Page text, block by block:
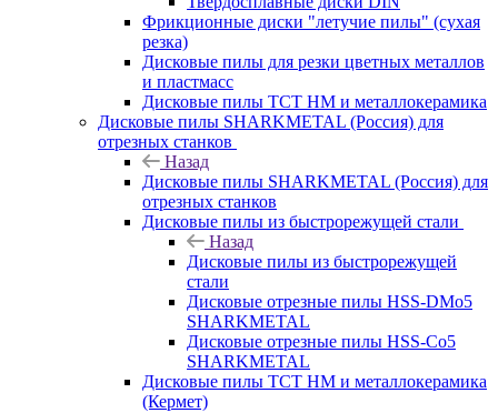
Фрикционные диски "летучие пилы" (сухая
резка)
Дисковые пилы для резки цветных металлов
и пластмасс
Дисковые пилы ТСТ НМ и металлокерамика
Дисковые пилы SHARKMETAL (Россия) для
отрезных станков
Назад
Дисковые пилы SHARKMETAL (Россия) для
отрезных станков
Дисковые пилы из быстрорежущей стали
Назад
Дисковые пилы из быстрорежущей
стали
Дисковые отрезные пилы HSS-DMo5
SHARKMETAL
Дисковые отрезные пилы HSS-Co5
SHARKMETAL
Дисковые пилы ТСТ НМ и металлокерамика
(Кермет)